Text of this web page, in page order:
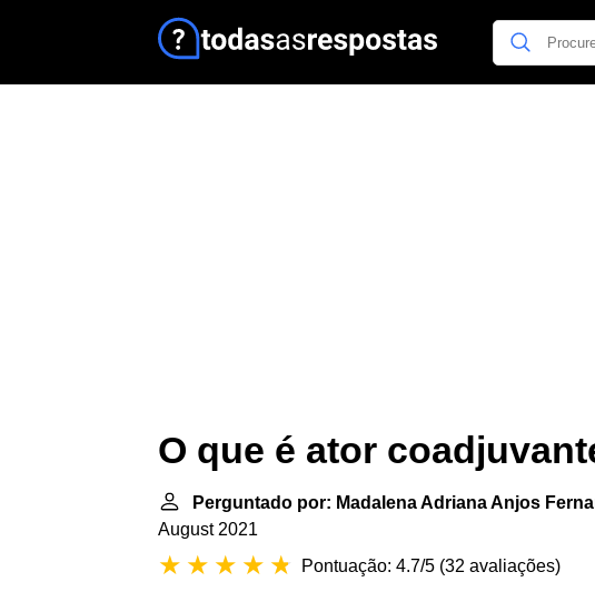
O que é ator
Perguntado por: Madalena Adriana Anjos
August 2021
Pontuação: 4.7/5 (32 avaliações)